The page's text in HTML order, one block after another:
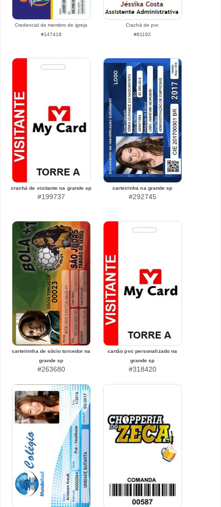
Credencial de membro de igreja
#147418
Crachá de pvc
#81192
crachá de visitante na grande sp
#199737
carteirinha na grande sp
#292745
carteirinha de sócio torcedor na
grande sp
#263680
cartão pvc personalizado na
grande sp
#318420